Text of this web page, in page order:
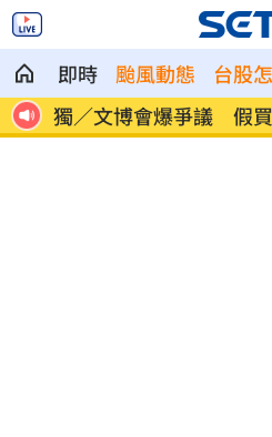
即時 颱風動態 台股
獨／文博會爆爭議 假